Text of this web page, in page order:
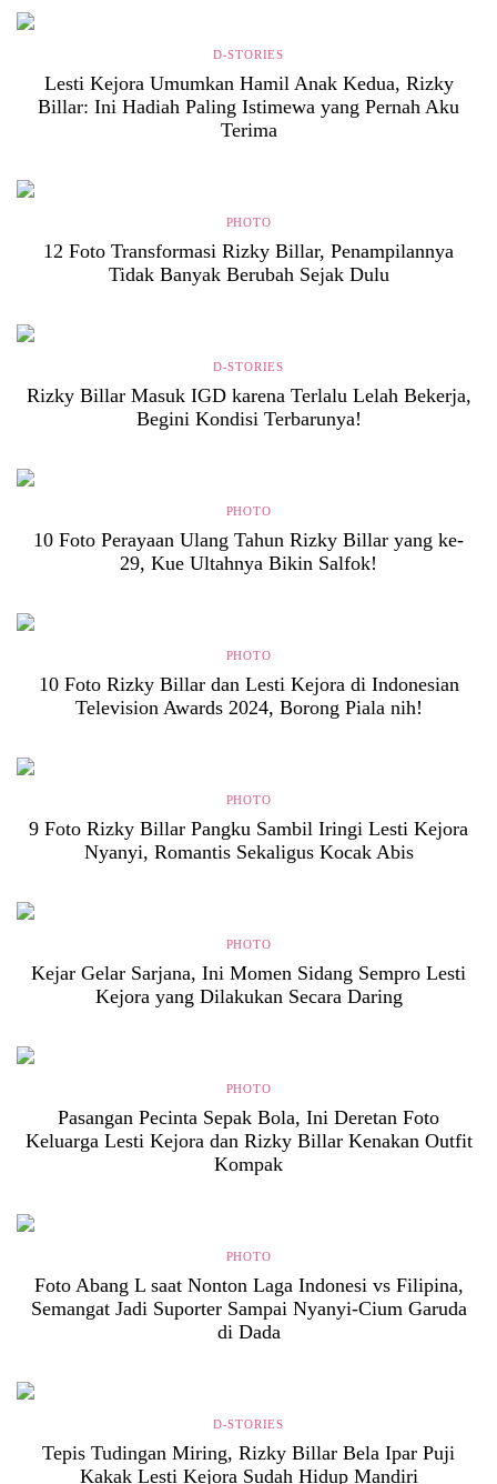
D-STORIES
Lesti Kejora Umumkan Hamil Anak Kedua, Rizky
Billar: Ini Hadiah Paling Istimewa yang Pernah Aku
Terima
PHOTO
12 Foto Transformasi Rizky Billar, Penampilannya
Tidak Banyak Berubah Sejak Dulu
D-STORIES
Rizky Billar Masuk IGD karena Terlalu Lelah Bekerja,
Begini Kondisi Terbarunya!
PHOTO
10 Foto Perayaan Ulang Tahun Rizky Billar yang ke-
29, Kue Ultahnya Bikin Salfok!
PHOTO
10 Foto Rizky Billar dan Lesti Kejora di Indonesian
Television Awards 2024, Borong Piala nih!
PHOTO
9 Foto Rizky Billar Pangku Sambil Iringi Lesti Kejora
Nyanyi, Romantis Sekaligus Kocak Abis
PHOTO
Kejar Gelar Sarjana, Ini Momen Sidang Sempro Lesti
Kejora yang Dilakukan Secara Daring
PHOTO
Pasangan Pecinta Sepak Bola, Ini Deretan Foto
Keluarga Lesti Kejora dan Rizky Billar Kenakan Outfit
Kompak
PHOTO
Foto Abang L saat Nonton Laga Indonesi vs Filipina,
Semangat Jadi Suporter Sampai Nyanyi-Cium Garuda
di Dada
D-STORIES
Tepis Tudingan Miring, Rizky Billar Bela Ipar Puji
Kakak Lesti Kejora Sudah Hidup Mandiri